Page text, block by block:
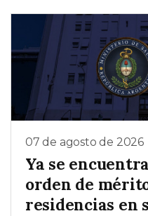
07 de agosto de 2026
Ya se
orden de
residencias en